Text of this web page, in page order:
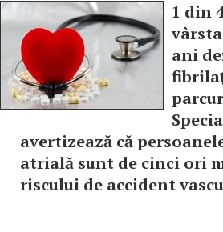
1 din
ani
avertizează că
atrială sunt de cinci ori
riscului de accident